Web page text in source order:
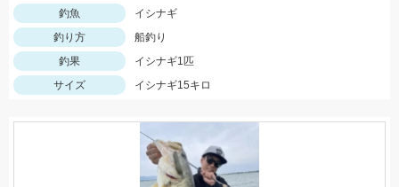
釣魚
イシナギ
釣り方
船釣り
釣果
イシナギ1匹
サイズ
イシナギ15キロ